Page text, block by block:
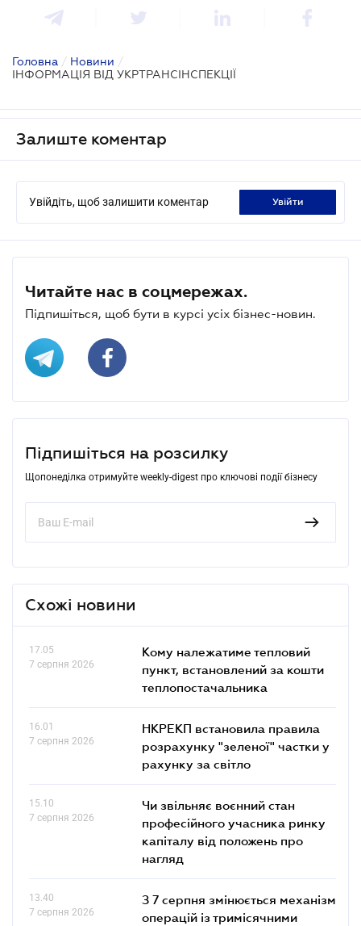
Головна / Новини /
ІНФОРМАЦІЯ ВІД УКРТРАНСІНСПЕКЦІЇ
Залиште коментар
Увійдіть, щоб залишити коментар увійти
Читайте нас в соцмережах.
Підпишіться, щоб бути в курсі усіх бізнес-новин.
Підпишіться на розсилку
Щопонеділка отримуйте weekly-digest про ключові події бізнесу
Схожі новини
17.05
7 серпня 2026
Кому належатиме тепловий
пункт, встановлений за кошти
теплопостачальника
16.01
7 серпня 2026
НКРЕКП встановила правила
розрахунку "зеленої" частки у
рахунку за світло
15.10
7 серпня 2026
Чи звільняє воєнний стан
професійного учасника ринку
капіталу від положень про
нагляд
13.40
7 серпня 2026
З 7 серпня змінюється механізм
операцій із тримісячними